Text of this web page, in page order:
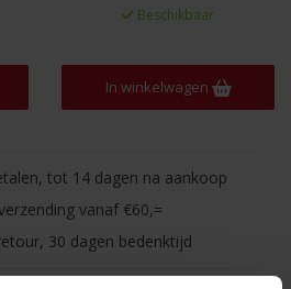
Beschikbaar
In winkelwagen
tot 14 dagen na aankoop
vanaf €60,=
30 dagen bedenktijd